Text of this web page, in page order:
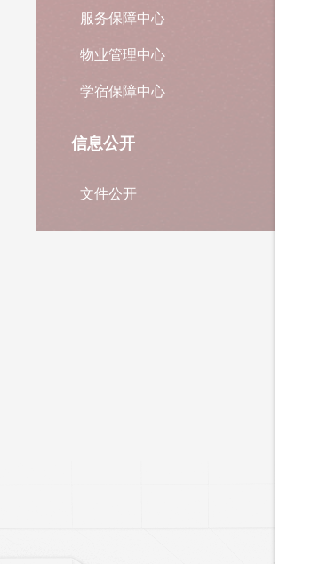
服务保障中心
物业管理中心
学宿保障中心
信息公开
文件公开